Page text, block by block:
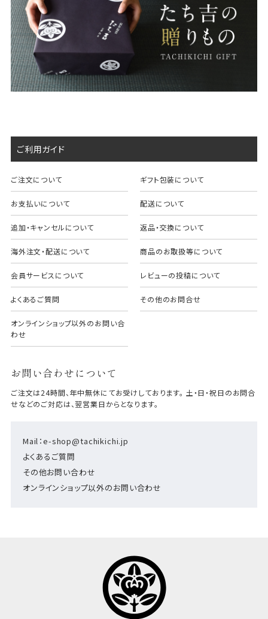
ご利用ガイド
ご注文について ギフト包装について
お支払いについて 配送について
追加・キャンセルについて 返品・交換について
海外注文・配送について 商品のお取扱等について
会員サービスについて レビューの投稿について
よくあるご質問 その他のお問合せ
オンラインショップ以外のお問い合
わせ
お問い合わせについて
Mail：e-shop@tachikichi.jp
よくあるご質問
その他お問い合わせ
オンラインショップ以外のお問い合わせ
ご注文は24時間、年中無休にてお受けしております。 土・日・祝日のお問合
せなどのご対応は、翌営業日からとなります。